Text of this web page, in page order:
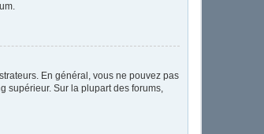
En général, vous ne pouvez pas
supérieur. Sur la plupart des forums,